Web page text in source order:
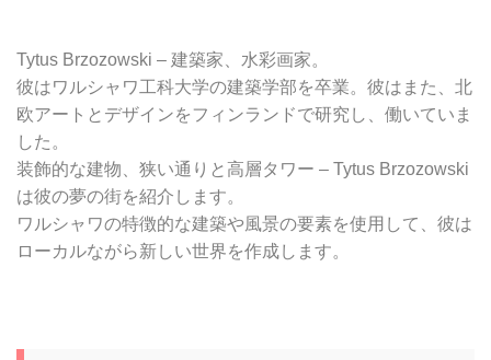
Tytus Brzozowski – 建築家、水彩画家。
彼はワルシャワ工科大学の建築学部を卒業。 彼はまた、北
欧アートとデザインをフィンランドで研究し、働いていま
した。
装飾的な建物、狭い通りと高層タワー – Tytus Brzozowski
は彼の夢の街を紹介します。
ワルシャワの特徴的な建築や風景の要素を使用して、彼は
ローカルながら新しい世界を作成します。